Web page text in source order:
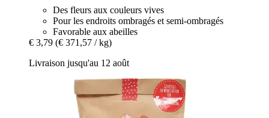
Des fleurs aux couleurs vives
Pour les endroits ombragés et semi-ombragés
Favorable aux abeilles
€ 3,79 (€ 371,57 / kg)
Livraison jusqu'au 12 août